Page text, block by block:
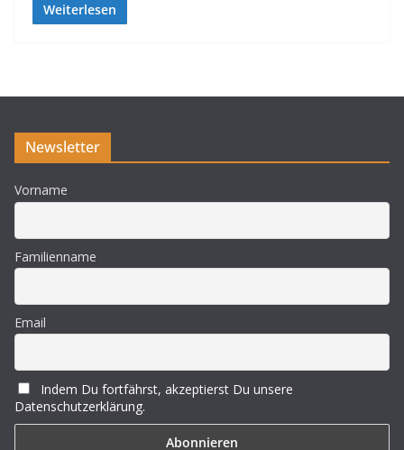
Weiterlesen
Newsletter
Vorname
Familienname
Email
Indem Du fortfährst, akzeptierst Du unsere
Datenschutzerklärung.